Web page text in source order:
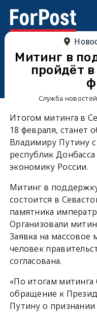
Митинг в
пройдёт
Служба
Итогом митинга в
18 февраля, станет
Владимиру Путину
республик
экономику России.
Митинг в
состоится в
памятника
Организовали
Заявка на массовое
человек
согласована.
«По итогам митинга
обращение к
Путину о